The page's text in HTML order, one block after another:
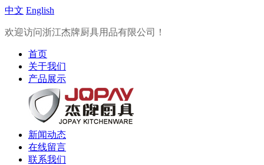
中文 English
欢迎访问浙江杰牌厨具用品有限公司！
首页
关于我们
产品展示
新闻动态
在线留言
联系我们